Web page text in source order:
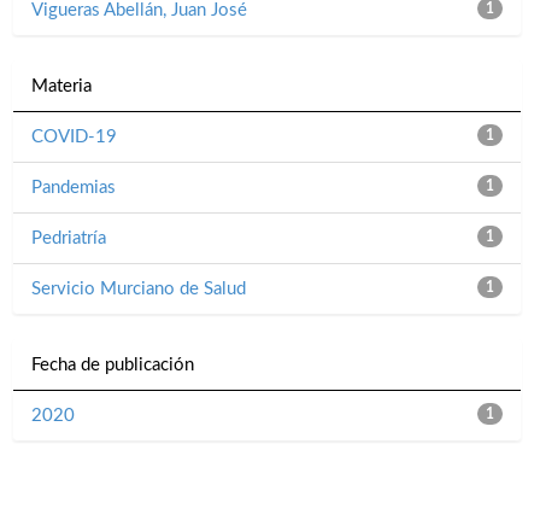
1
Vigueras Abellán, Juan José
Materia
1
COVID-19
1
Pandemias
1
Pedriatría
1
Servicio Murciano de Salud
Fecha de publicación
1
2020